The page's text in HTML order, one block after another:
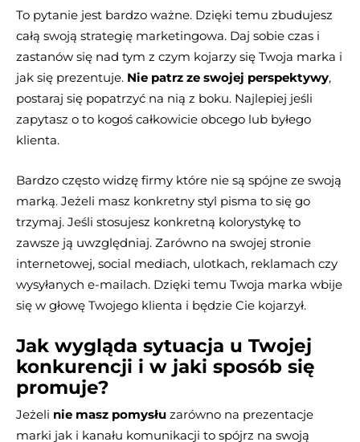
To pytanie jest bardzo ważne. Dzięki temu zbudujesz
całą swoją strategię marketingowa. Daj sobie czas i
zastanów się nad tym z czym kojarzy się Twoja marka i
jak się prezentuje. Nie patrz ze swojej perspektywy,
postaraj się popatrzyć na nią z boku. Najlepiej jeśli
zapytasz o to kogoś całkowicie obcego lub byłego
klienta.
Bardzo często widzę firmy które nie są spójne ze swoją
marką. Jeżeli masz konkretny styl pisma to się go
trzymaj. Jeśli stosujesz konkretną kolorystykę to
zawsze ją uwzględniaj. Zarówno na swojej stronie
internetowej, social mediach, ulotkach, reklamach czy
wysyłanych e-mailach. Dzięki temu Twoja marka wbije
się w głowę Twojego klienta i będzie Cie kojarzył.
Jak wygląda sytuacja u Twojej
konkurencji i w jaki sposób się
promuje?
Jeżeli nie masz pomysłu zarówno na prezentacje
marki jak i kanału komunikacji to spójrz na swoją